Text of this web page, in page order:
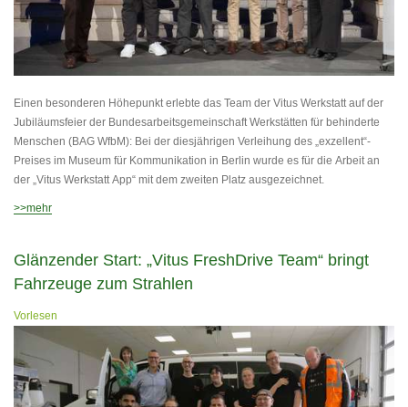
Einen besonderen Höhepunkt erlebte das Team der Vitus Werkstatt auf der
Jubiläumsfeier der Bundesarbeitsgemeinschaft Werkstätten für behinderte
Menschen (BAG WfbM): Bei der diesjährigen Verleihung des „exzellent“-
Preises im Museum für Kommunikation in Berlin wurde es für die Arbeit an
der „Vitus Werkstatt App“ mit dem zweiten Platz ausgezeichnet.
>>mehr
Glänzender Start: „Vitus FreshDrive Team“ bringt
Fahrzeuge zum Strahlen
Vorlesen